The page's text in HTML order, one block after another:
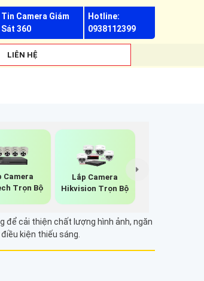
Tin Camera Giám
Sát 360
Hotline:
0938112399
LIÊN HỆ
Camera
Trọn Bộ
Lắp Camera
Hikvision Trọn Bộ
để cải thiện chất lượng hình ảnh, ngăn
kiện thiếu sáng.